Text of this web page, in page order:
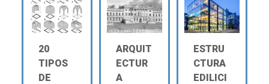
20
TIPOS
DE
ARQUIT
ECTUR
A
ESTRU
CTURA
EDILICI